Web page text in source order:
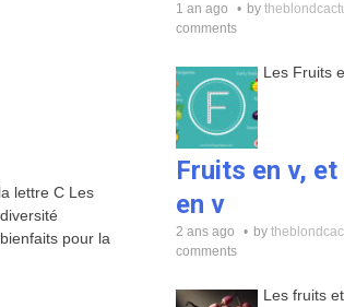
lettre C Les
pour la
1 an ago by
comments
Les Fruits
Fruits en v,
en v
2 ans ago by
comments
Les fruits